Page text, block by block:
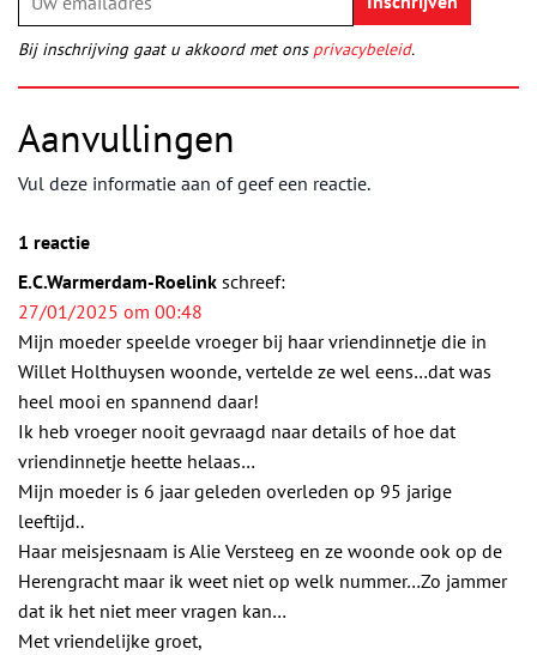
Bij inschrijving gaat u akkoord met ons privacybeleid.
Aanvullingen
Vul deze informatie aan of geef een reactie.
1 reactie
E.C.Warmerdam-Roelink schreef:
27/01/2025 om 00:48
Mijn moeder speelde vroeger bij haar vriendinnetje die in
Willet Holthuysen woonde, vertelde ze wel eens…dat was
heel mooi en spannend daar!
Ik heb vroeger nooit gevraagd naar details of hoe dat
vriendinnetje heette helaas…
Mijn moeder is 6 jaar geleden overleden op 95 jarige
leeftijd..
Haar meisjesnaam is Alie Versteeg en ze woonde ook op de
Herengracht maar ik weet niet op welk nummer…Zo jammer
dat ik het niet meer vragen kan…
Met vriendelijke groet,